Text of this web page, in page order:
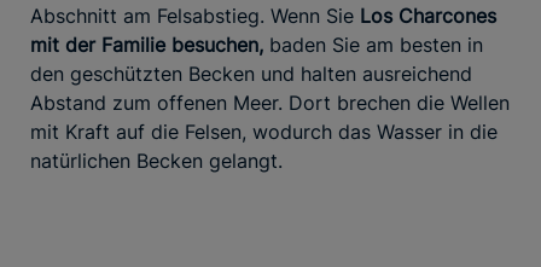
Abschnitt am Felsabstieg. Wenn Sie Los Charcones
mit der Familie besuchen, baden Sie am besten in
den geschützten Becken und halten ausreichend
Abstand zum offenen Meer. Dort brechen die Wellen
mit Kraft auf die Felsen, wodurch das Wasser in die
natürlichen Becken gelangt.